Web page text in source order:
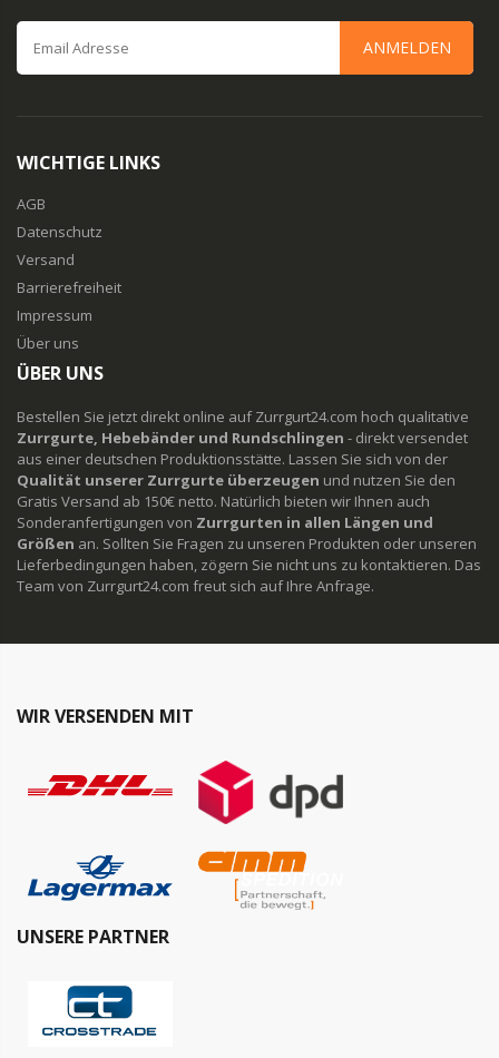
ANMELDEN
WICHTIGE LINKS
AGB
Datenschutz
Versand
Barrierefreiheit
Impressum
Über uns
ÜBER UNS
Bestellen Sie jetzt direkt online auf Zurrgurt24.com hoch qualitative
Zurrgurte, Hebebänder und Rundschlingen - direkt versendet
aus einer deutschen Produktionsstätte. Lassen Sie sich von der
Qualität unserer Zurrgurte überzeugen und nutzen Sie den
Gratis Versand ab 150€ netto. Natürlich bieten wir Ihnen auch
Sonderanfertigungen von Zurrgurten in allen Längen und
Größen an. Sollten Sie Fragen zu unseren Produkten oder unseren
Lieferbedingungen haben, zögern Sie nicht uns zu kontaktieren. Das
Team von Zurrgurt24.com freut sich auf Ihre Anfrage.
WIR VERSENDEN MIT
UNSERE PARTNER